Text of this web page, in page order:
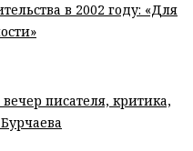
в 2002 году: «Для
писателя, критика,